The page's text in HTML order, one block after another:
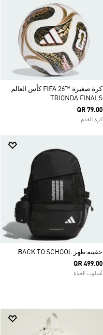
كرة صغيرة ™26 FIFA كأس العالم
TRIONDA FINALS
QR 79.00
كرة القدم
حقيبة ظهر BACK TO SCHOOL
QR 499.00
أسلوب الحياة